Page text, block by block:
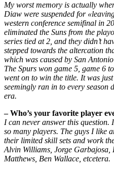
My worst memory is actually
Diaw were suspended for
western conference semifinal in
eliminated the Suns from the
series tied at 2, and they didn’t
stepped towards the altercation
which was caused by San
The Spurs won game 5, game 6
went on to win the title. It was
seemingly ran in to every season
era.
– Who’s your favorite player
I can never answer this question.
so many players. The guys I like
their limited skill sets and work
Alvin Williams, Jorge Garbajosa,
Matthews, Ben Wallace, etcetera.